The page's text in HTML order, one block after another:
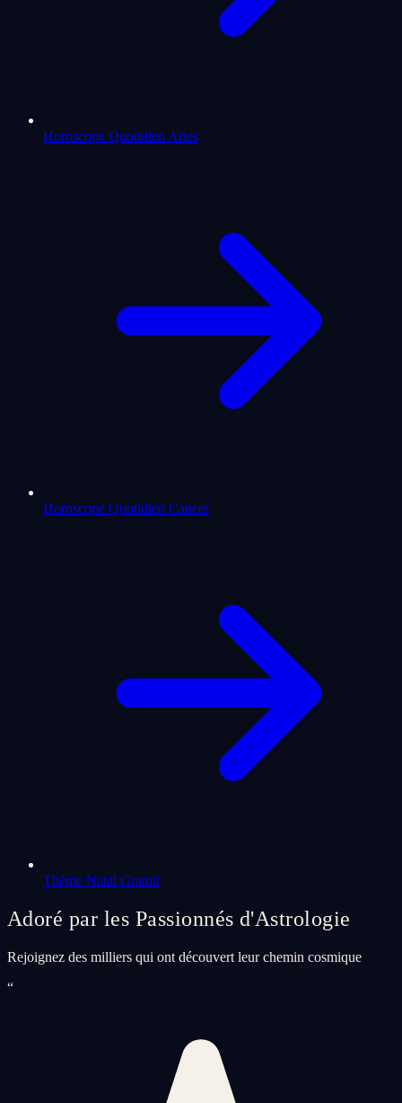
Horoscope Quotidien Aries
Horoscope Quotidien Cancer
Thème Natal Gratuit
Adoré par les Passionnés d'Astrologie
Rejoignez des milliers qui ont découvert leur chemin cosmique
“